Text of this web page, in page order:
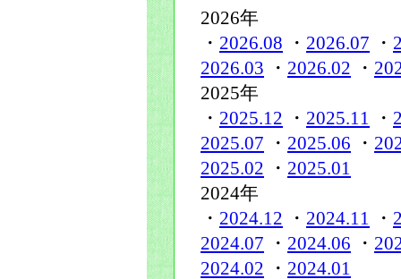
2026年
・ 2026.08 ・ 2026.07 ・
2026.03 ・ 2026.02 ・
2025年
・ 2025.12 ・ 2025.11 ・
2025.07 ・ 2025.06 ・
2025.02 ・ 2025.01
2024年
・ 2024.12 ・ 2024.11 ・
2024.07 ・ 2024.06 ・
2024.02 ・ 2024.01